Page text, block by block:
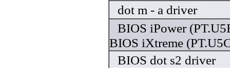
dot m - a driver
BIOS iPower
BIOS iXtreme
BIOS dot s2 driver